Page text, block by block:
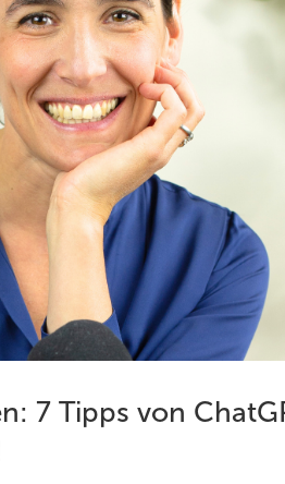
7 Tipps von